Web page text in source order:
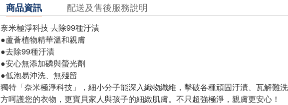
商品資訊 配送及售後服務說明
奈米極淨科技 去除99種汙漬
●蘆薈植物精華溫和親膚
●去除99種汙漬
●安心無添加磷與螢光劑
●低泡易沖洗、無殘留
獨特「奈米極淨科技」，細小分子能深入織物纖維，擊破各種頑固汙漬、瓦解難
方呵護您的衣物，更寶貝家人與孩子的細緻肌膚。不只超強極淨，親膚更安心！